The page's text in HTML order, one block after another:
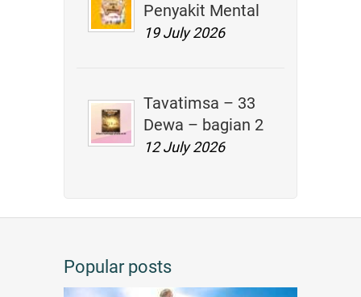
Penyakit Mental
19 July 2026
Tavatimsa – 33
Dewa – bagian 2
12 July 2026
Popular posts